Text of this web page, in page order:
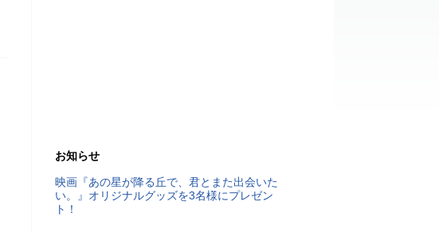
お知らせ
映画『あの星が降る丘で、君とまた出会いた
い。』オリジナルグッズを3名様にプレゼン
ト！